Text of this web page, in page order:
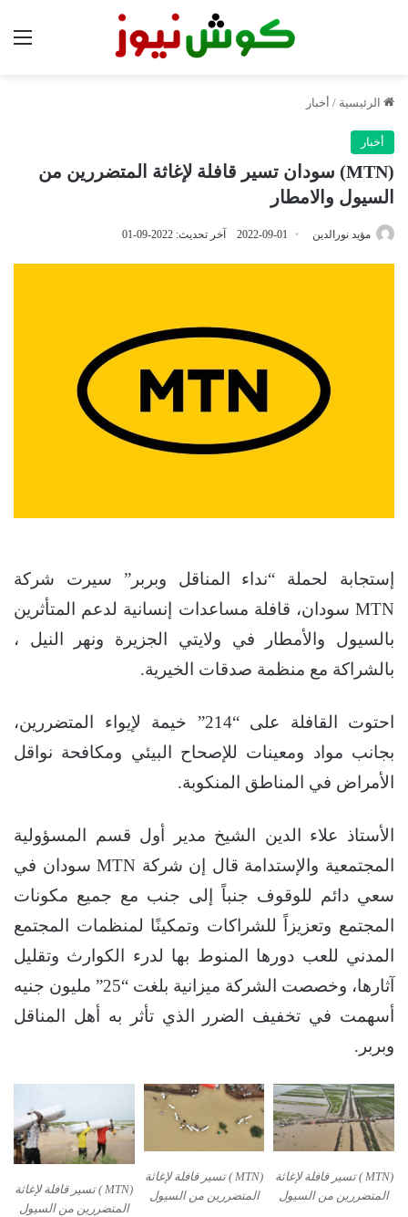
الرئيسية / أخبار
أخبار
(MTN) سودان تسير قافلة لإغاثة المتضررين من
السيول والامطار
مؤيد نورالدين 2022-09-01 آخر تحديث: 2022-09-01
إستجابة لحملة “نداء المناقل وبربر” سيرت شركة
MTN سودان، قافلة مساعدات إنسانية لدعم المتأثرين
بالسيول والأمطار في ولايتي الجزيرة ونهر النيل ،
بالشراكة مع منظمة صدقات الخيرية.
احتوت القافلة على “214” خيمة لإيواء المتضررين،
بجانب مواد ومعينات للإصحاح البيئي ومكافحة نواقل
الأمراض في المناطق المنكوبة.
الأستاذ علاء الدين الشيخ مدير أول قسم المسؤولية
المجتمعية والإستدامة قال إن شركة MTN سودان في
سعي دائم للوقوف جنباً إلى جنب مع جميع مكونات
المجتمع وتعزيزاً للشراكات وتمكينًا لمنظمات المجتمع
المدني للعب دورها المنوط بها لدرء الكوارث وتقليل
آثارها، وخصصت الشركة ميزانية بلغت “25” مليون جنيه
أسهمت في تخفيف الضرر الذي تأثر به أهل المناقل
وبربر.
(MTN ) تسير قافلة لإغاثة
المتضررين من السيول
(MTN ) تسير قافلة لإغاثة
المتضررين من السيول
(MTN ) تسير قافلة لإغاثة
المتضررين من السيول